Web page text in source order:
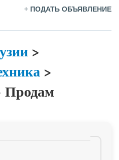
+ ПОДАТЬ ОБЪЯВЛЕНИЕ
>
>
Продам